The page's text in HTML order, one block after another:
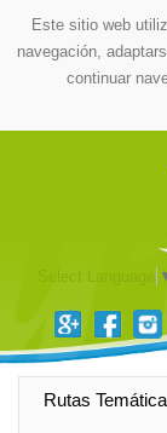
Este sitio web
navegación,
continuar
Rutas